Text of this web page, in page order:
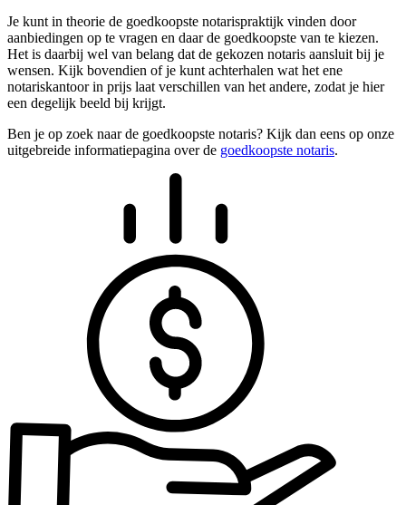
Je kunt in theorie de goedkoopste notarispraktijk vinden door
aanbiedingen op te vragen en daar de goedkoopste van te kiezen.
Het is daarbij wel van belang dat de gekozen notaris aansluit bij je
wensen. Kijk bovendien of je kunt achterhalen wat het ene
notariskantoor in prijs laat verschillen van het andere, zodat je hier
een degelijk beeld bij krijgt.
Ben je op zoek naar de goedkoopste notaris? Kijk dan eens op onze
uitgebreide informatiepagina over de goedkoopste notaris.